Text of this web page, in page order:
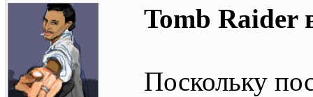
Tomb Raider
Поскольку